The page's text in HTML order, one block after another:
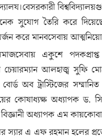
সুযোগ তৈরি করে
অর্জন করে মানবসেবায়
একুশে পদকপ্রাপ্ত
আলহাজ্ব সুফি
অব ট্রাস্টিজের
কোষাধ্যক্ষ অধ্যাপক ড.
বিজ্ঞানী অধ্যাপক এম
স্যার এ এফ রহমান হলের